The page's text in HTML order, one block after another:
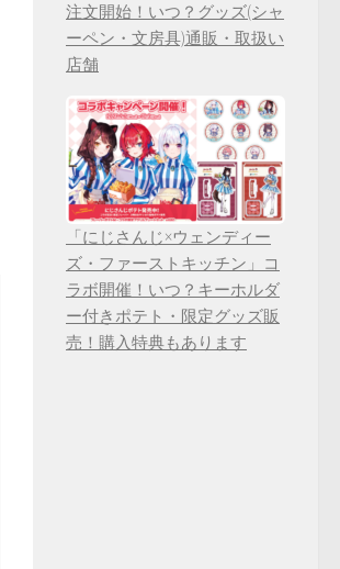
注文開始！いつ？グッズ(シャ
ーペン・文房具)通販・取扱い
店舗
「にじさんじ×ウェンディー
ズ・ファーストキッチン」コ
ラボ開催！いつ？キーホルダ
ー付きポテト・限定グッズ販
売！購入特典もあります